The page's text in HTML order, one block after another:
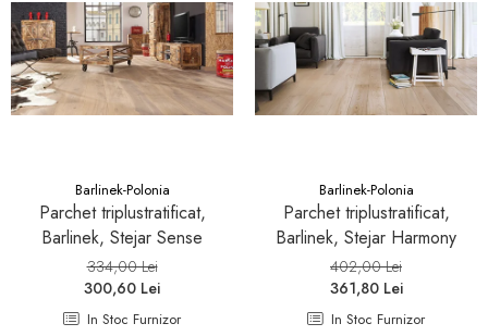
Barlinek-Polonia
Parchet triplustratificat,
Barlinek, Stejar Sense
334,00 Lei
300,60 Lei
In Stoc Furnizor
Barlinek-Polonia
Parchet triplustratificat,
Barlinek, Stejar Harmony
402,00 Lei
361,80 Lei
In Stoc Furnizor